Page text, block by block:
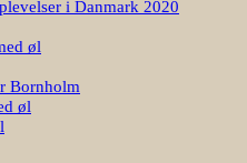
i Danmark 2020
øl
Bornholm
øl